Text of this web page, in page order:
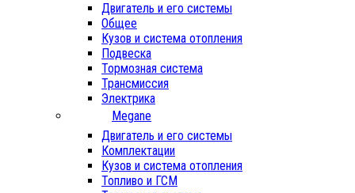
Двигатель и его системы
Общее
Кузов и система отопления
Подвеска
Тормозная система
Трансмиссия
Электрика
Megane
Двигатель и его системы
Комплектации
Кузов и система отопления
Топливо и ГСМ